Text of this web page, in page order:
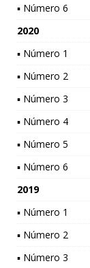
▪ Número 6
2020
▪ Número 1
▪ Número 2
▪ Número 3
▪ Número 4
▪ Número 5
▪ Número 6
2019
▪ Número 1
▪ Número 2
▪ Número 3